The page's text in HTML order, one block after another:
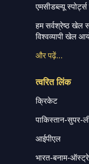
एमसीडब्ल्यू
हम सर्वश्रेष्ठ खेल
विश्वव्यापी खेल
और पढ़ें…
त्वरित लिंक
क्रिकेट
पाकिस्तान-सुपर-
आईपीएल
भारत-बनाम-